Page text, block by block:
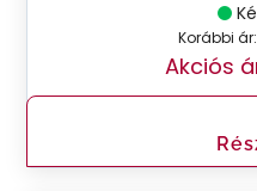
Korábbi ár:
Akciós